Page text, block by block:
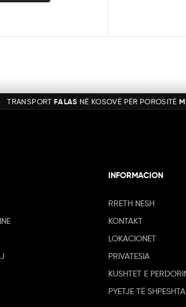
INFORMACION
RRETH NESH
KONTAKT
LOKACIONET
PRIVATESIA
KUSHTET E
PYETJE TË SHPESHTA
TRANSPORT FALAS NË KOSOVË PËR POROSITË